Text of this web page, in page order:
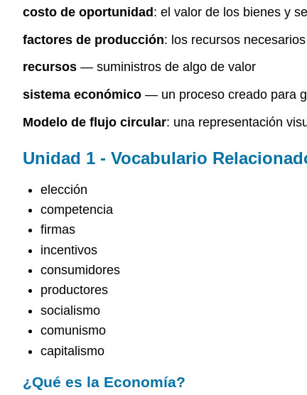
costo de oportunidad: el valor de los bienes y
factores de producción: los recursos
recursos — suministros de algo de valor
sistema económico — un proceso creado para
Modelo de flujo circular: una representación
Unidad 1 - Vocabulario
elección
competencia
firmas
incentivos
consumidores
productores
socialismo
comunismo
capitalismo
¿Qué es la Economía?